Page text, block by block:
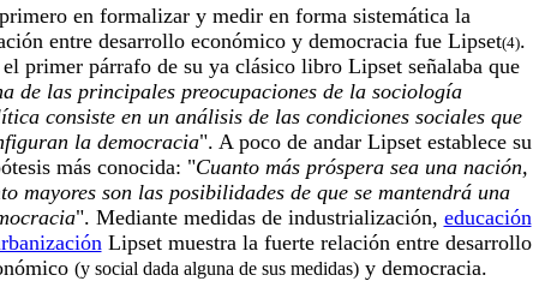
en formalizar y medir en forma sistemática la
entre desarrollo económico y democracia fue Lipset(4).
primer párrafo de su ya clásico libro Lipset señalaba que
de las principales preocupaciones de la sociología
consiste en un análisis de las condiciones sociales que
la democracia". A poco de andar Lipset establece su
más conocida: "Cuanto más próspera sea una nación,
mayores son las posibilidades de que se mantendrá una
". Mediante medidas de industrialización, educación
Lipset muestra la fuerte relación entre desarrollo
(y social dada alguna de sus medidas)y democracia.